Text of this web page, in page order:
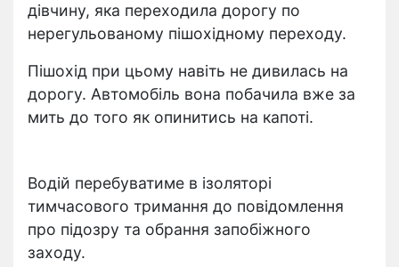
дівчину, яка переходила дорогу по
нерегульованому пішохідному переходу.
Пішохід при цьому навіть не дивилась на
дорогу. Автомобіль вона побачила вже за
мить до того як опинитись на капоті.
Водій перебуватиме в ізоляторі
тимчасового тримання до повідомлення
про підозру та обрання запобіжного
заходу.